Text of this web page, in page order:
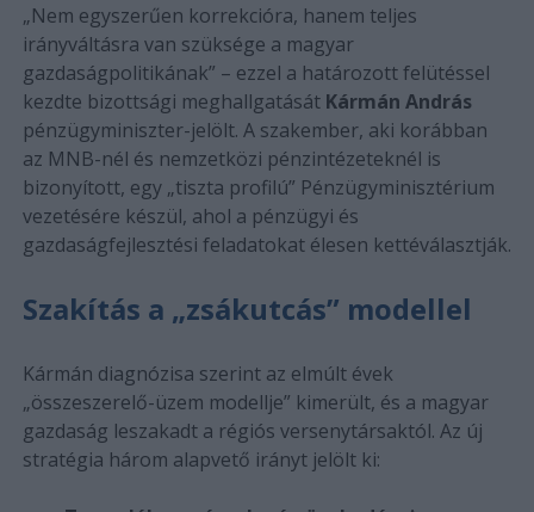
„Nem egyszerűen korrekcióra, hanem teljes
irányváltásra van szüksége a magyar
gazdaságpolitikának” – ezzel a határozott felütéssel
kezdte bizottsági meghallgatását Kármán András
pénzügyminiszter-jelölt. A szakember, aki korábban
az MNB-nél és nemzetközi pénzintézeteknél is
bizonyított, egy „tiszta profilú” Pénzügyminisztérium
vezetésére készül, ahol a pénzügyi és
gazdaságfejlesztési feladatokat élesen kettéválasztják.
Szakítás a „zsákutcás” modellel
Kármán diagnózisa szerint az elmúlt évek
„összeszerelő-üzem modellje” kimerült, és a magyar
gazdaság leszakadt a régiós versenytársaktól. Az új
stratégia három alapvető irányt jelölt ki: